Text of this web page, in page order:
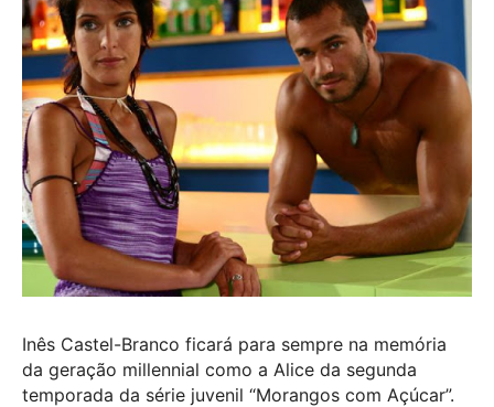
Inês Castel-Branco ficará para sempre na memória
da geração millennial como a Alice da segunda
temporada da série juvenil “Morangos com Açúcar”.